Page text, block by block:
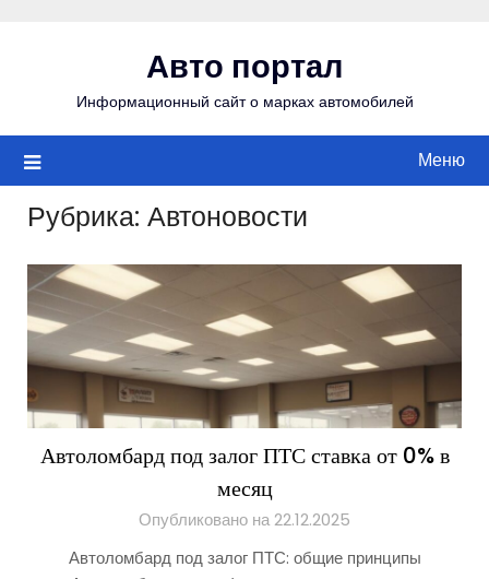
Авто портал
Информационный сайт о марках автомобилей
Меню
Рубрика: Автоновости
Автоломбард под залог ПТС ставка от 0% в
месяц
Опубликовано на 22.12.2025
Автоломбард под залог ПТС: общие принципы